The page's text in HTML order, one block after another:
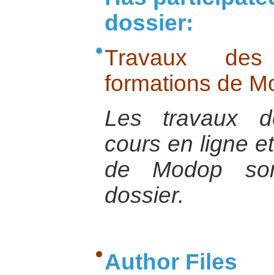
dossier:
Travaux
formations de
Les travaux
cours en ligne
de Modop
dossier.
Author Files